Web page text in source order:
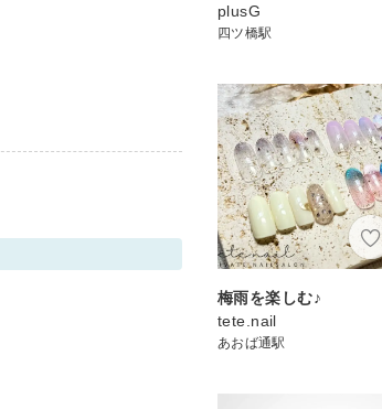
plusG
四ツ橋駅
梅雨を楽しむ♪
tete.nail
あおば通駅